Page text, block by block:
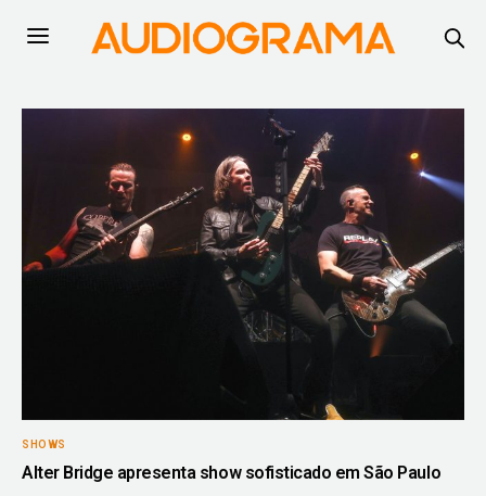
SHOWS
Alter Bridge apresenta show sofisticado em São Paulo